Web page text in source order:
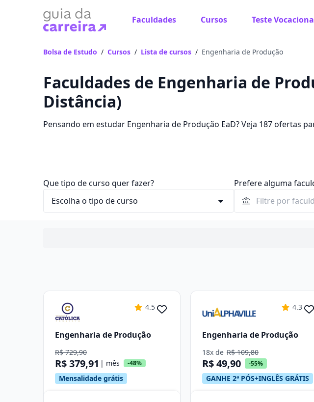
Faculdades Cursos Teste
Bolsa de Estudo / Cursos / Lista de cursos / Engenharia de Produção
Faculdades de Engenharia de
Distância)
Pensando em estudar Engenharia de Produção EaD? Veja 187 ofertas
Que tipo de curso quer fazer? Prefere alguma
4.5
Engenharia de Produção
R$ 729,90
R$ 379,91 | mês -48%
Mensalidade grátis
4.3
Engenharia de Produção
18x de R$ 109,80
R$ 49,90 -55%
GANHE 2ª PÓS+INGLÊS GRÁTIS